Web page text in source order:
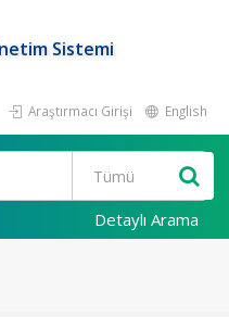
Sistemi
Araştırmacı Girişi English
Detaylı Arama